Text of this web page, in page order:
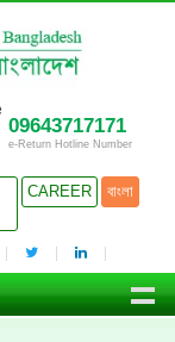
09643717171
e-Return Hotline Number
CAREER বাংলা